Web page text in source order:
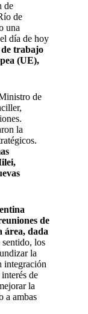
de
de
una
día de hoy
de trabajo
(UE),
de
la
de
área, dada
sentido, los
la
integración
de
la
a ambas